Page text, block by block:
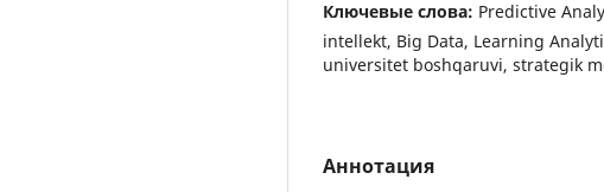
Ключевые слова: Predictive
intellekt, Big Data, Learning
universitet boshqaruvi, strategik
Аннотация